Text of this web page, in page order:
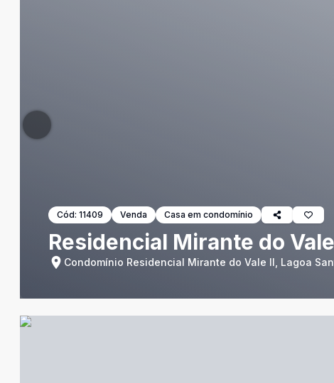
Cód: 11409 Venda Casa em condomínio
Residencial Mirante do
Condomínio Residencial Mirante do Vale ll, Lagoa